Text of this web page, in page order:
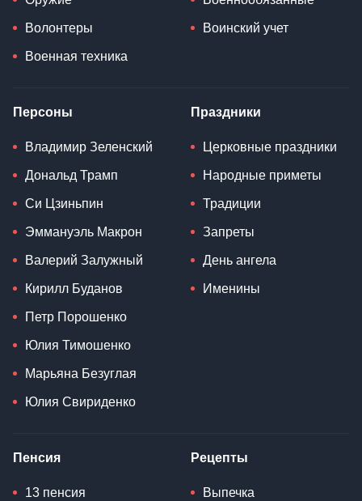
Волонтеры
Военная техника
Воинский учет
Персоны
Владимир Зеленский
Дональд Трамп
Си Цзиньпин
Эммануэль Макрон
Валерий Залужный
Кирилл Буданов
Петр Порошенко
Юлия Тимошенко
Марьяна Безуглая
Юлия Свириденко
Праздники
Церковные праздники
Народные приметы
Традиции
Запреты
День ангела
Именины
Пенсия
13 пенсия
Рецепты
Выпечка